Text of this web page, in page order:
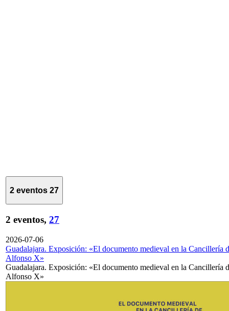
2 eventos 27
2 eventos, 27
2026-07-06
Guadalajara. Exposición: «El documento medieval en la Cancillería
Alfonso X»
Guadalajara. Exposición: «El documento medieval en la Cancillería
Alfonso X»